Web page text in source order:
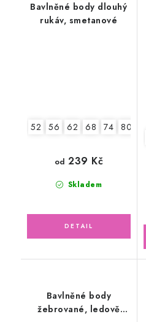
Bavlněné body dlouhý
rukáv, smetanové
52 56 62 68 74 80
Skladem
od 239 Kč
Bavlněné body
žebrované, ledově